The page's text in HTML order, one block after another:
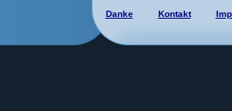
Danke Kontakt